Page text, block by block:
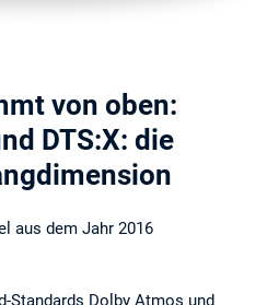
von oben:
DTS:X: die
aus dem Jahr 2016
Standards Dolby Atmos und